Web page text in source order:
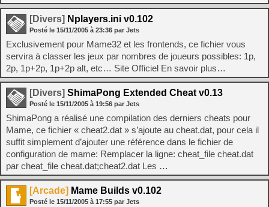
[Divers] Nplayers.ini v0.102
Posté le 15/11/2005 à 23:36 par Jets
Exclusivement pour Mame32 et les frontends, ce fichier vous
servira à classer les jeux par nombres de joueurs possibles: 1p,
2p, 1p+2p, 1p+2p alt, etc… Site Officiel En savoir plus…
[Divers] ShimaPong Extended Cheat v0.13
Posté le 15/11/2005 à 19:56 par Jets
ShimaPong a réalisé une compilation des derniers cheats pour
Mame, ce fichier « cheat2.dat » s’ajoute au cheat.dat, pour cela il
suffit simplement d’ajouter une référence dans le fichier de
configuration de mame: Remplacer la ligne: cheat_file cheat.dat
par cheat_file cheat.dat;cheat2.dat Les …
[Arcade] Mame Builds v0.102
Posté le 15/11/2005 à 17:55 par Jets